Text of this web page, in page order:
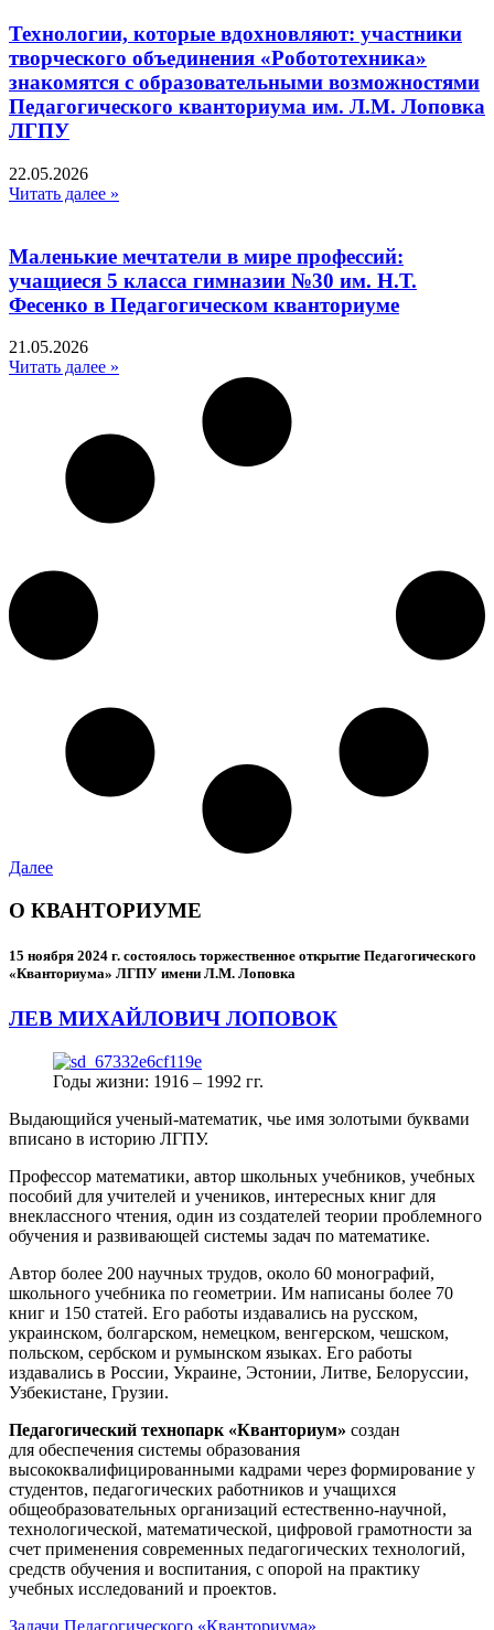
Технологии, которые вдохновляют: участники
творческого объединения «Робототехника»
знакомятся с образовательными возможностями
Педагогического кванториума им. Л.М. Лоповка
ЛГПУ
22.05.2026
Читать далее »
Маленькие мечтатели в мире профессий:
учащиеся 5 класса гимназии №30 им. Н.Т.
Фесенко в Педагогическом кванториуме
21.05.2026
Читать далее »
Далее
О КВАНТОРИУМЕ
15 ноября 2024 г. состоялось торжественное открытие Педагогического
«Кванториума» ЛГПУ имени Л.М. Лоповка
ЛЕВ МИХАЙЛОВИЧ ЛОПОВОК
Годы жизни: 1916 – 1992 гг.
Выдающийся ученый-математик, чье имя золотыми буквами
вписано в историю ЛГПУ.
Профессор математики, автор школьных учебников, учебных
пособий для учителей и учеников, интересных книг для
внеклассного чтения, один из создателей теории проблемного
обучения и развивающей системы задач по математике.
Автор более 200 научных трудов, около 60 монографий,
школьного учебника по геометрии. Им написаны более 70
книг и 150 статей. Его работы издавались на русском,
украинском, болгарском, немецком, венгерском, чешском,
польском, сербском и румынском языках. Его работы
издавались в России, Украине, Эстонии, Литве, Белоруссии,
Узбекистане, Грузии.
Педагогический технопарк «Кванториум» создан
для обеспечения системы образования
высококвалифицированными кадрами через формирование у
студентов, педагогических работников и учащихся
общеобразовательных организаций естественно-научной,
технологической, математической, цифровой грамотности за
счет применения современных педагогических технологий,
средств обучения и воспитания, с опорой на практику
учебных исследований и проектов.
Задачи Педагогического «Кванториума»